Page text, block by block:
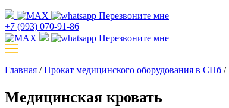
Перезвоните мне
+7 (993) 070-91-86
Перезвоните мне
Главная /Прокат медицинского оборудования в СПб /
Медицинская кровать